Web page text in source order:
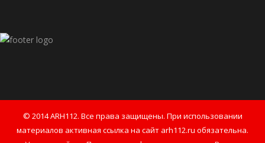
© 2014 ARH112. Все права защищены. При использовании
материалов активная ссылка на сайт arh112.ru обязательна.